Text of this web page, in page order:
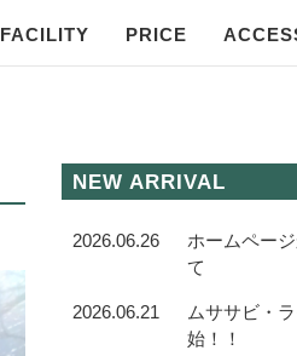
FACILITY PRICE
NEW ARRIVAL
ホームペー
て
2026.06.26
ムササビ・
始！！
2026.06.21